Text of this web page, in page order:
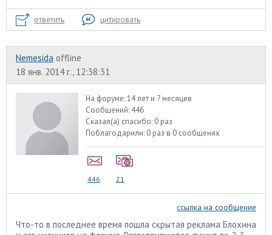
ответить цитировать
Nemesida offline
18 янв. 2014 г., 12:38:31
На форуме:14 лет и 7 месяцев
Сообщений: 446
Сказал(а) спасибо: 0 раз
Поблагодарили: 0 раз в 0 сообщенях
446 21
ссылка на сообщение
Что-то в последнее время пошла скрытая реклама Блохина